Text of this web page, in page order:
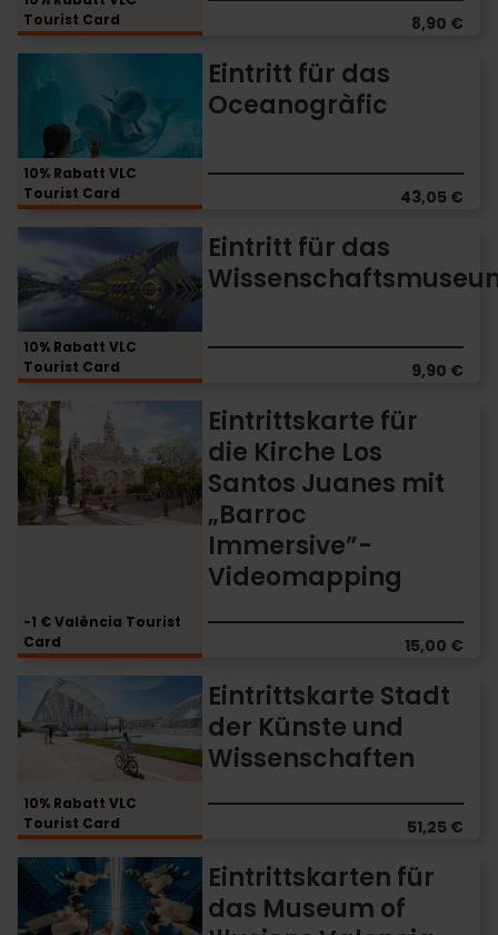
Tourist Card
8,90 €
10% Rabatt VLC
Tourist Card
Eintritt für das
Oceanogràfic
43,05 €
Oceanogràfic
10% Rabatt VLC
Tourist Card
Eintritt für das
9,90 €
Eintritt
das
Wissenschaftsmuseum
-1 € València Tourist
Card
Eintrittskarte für
die Kirche Los
Santos Juanes mit
„Barroc
Immersive”-
Videomapping
15,00 €
Eintrittskarte
für
die
Kirche
Los
Santos
Immersive”-
Videomapping
10% Rabatt VLC
Tourist Card
Eintrittskarte Stadt
der Künste und
Wissenschaften
51,25 €
Eintrittskarte
Stadt
der
Wissenschaften
Eintrittskarten für
das Museum of
Eintrittskarten
für
das